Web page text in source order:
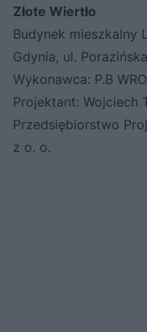
Złote Wiertło
Budynek mieszkalny
Gdynia, ul.
Wykonawca: P.B
Projektant: Wojciech
Przedsiębiorstwo
z o. o.